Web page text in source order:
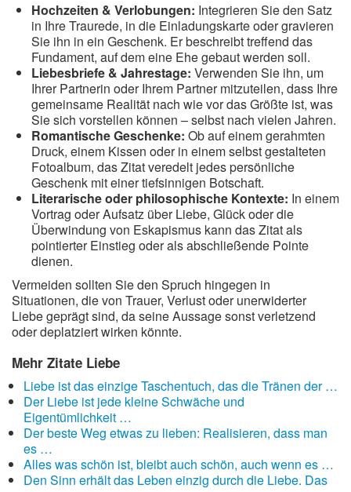
Hochzeiten & Verlobungen: Integrieren Sie den Satz
in Ihre Traurede, in die Einladungskarte oder gravieren
Sie ihn in ein Geschenk. Er beschreibt treffend das
Fundament, auf dem eine Ehe gebaut werden soll.
Liebesbriefe & Jahrestage: Verwenden Sie ihn, um
Ihrer Partnerin oder Ihrem Partner mitzuteilen, dass Ihre
gemeinsame Realität nach wie vor das Größte ist, was
Sie sich vorstellen können – selbst nach vielen Jahren.
Romantische Geschenke: Ob auf einem gerahmten
Druck, einem Kissen oder in einem selbst gestalteten
Fotoalbum, das Zitat veredelt jedes persönliche
Geschenk mit einer tiefsinnigen Botschaft.
Literarische oder philosophische Kontexte: In einem
Vortrag oder Aufsatz über Liebe, Glück oder die
Überwindung von Eskapismus kann das Zitat als
pointierter Einstieg oder als abschließende Pointe
dienen.
Vermeiden sollten Sie den Spruch hingegen in
Situationen, die von Trauer, Verlust oder unerwiderter
Liebe geprägt sind, da seine Aussage sonst verletzend
oder deplatziert wirken könnte.
Mehr Zitate Liebe
Liebe ist das einzige Taschentuch, das die Tränen der …
Der Liebe ist jede kleine Schwäche und
Eigentümlichkeit …
Der beste Weg etwas zu lieben: Realisieren, dass man
es …
Alles was schön ist, bleibt auch schön, auch wenn es …
Den Sinn erhält das Leben einzig durch die Liebe. Das